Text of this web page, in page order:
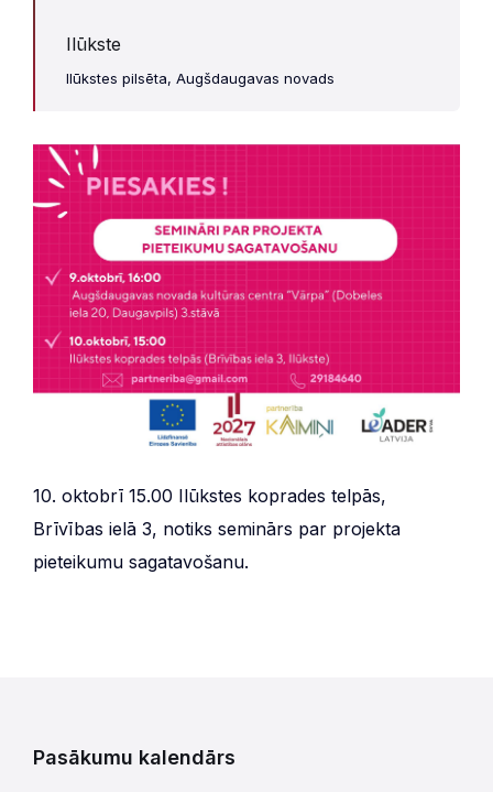
Ilūkste
Ilūkstes pilsēta, Augšdaugavas novads
10. oktobrī 15.00 Ilūkstes koprades telpās,
Brīvības ielā 3, notiks seminārs par projekta
pieteikumu sagatavošanu.
Pasākumu kalendārs